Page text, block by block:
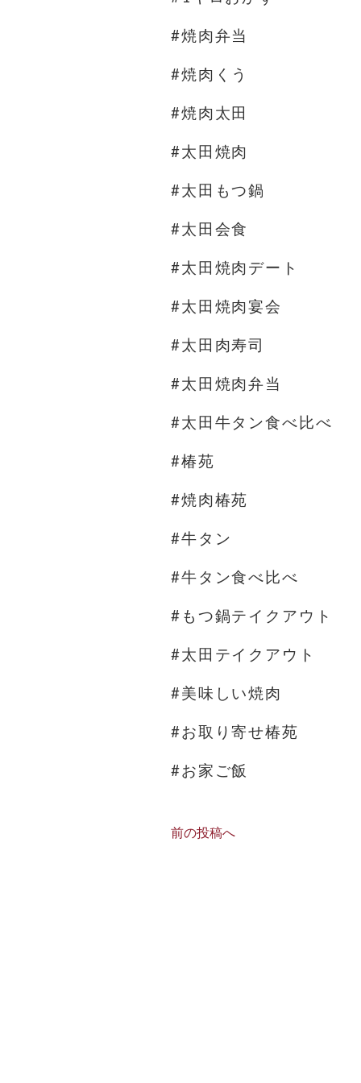
#焼肉弁当
#焼肉くう
#焼肉太田
#太田焼肉
#太田もつ鍋
#太田会食
#太田焼肉デート
#太田焼肉宴会
#太田肉寿司
#太田焼肉弁当
#太田牛タン食べ比べ
#椿苑
#焼肉椿苑
#牛タン
#牛タン食べ比べ
#もつ鍋テイクアウト
#太田テイクアウト
#美味しい焼肉
#お取り寄せ椿苑
#お家ご飯
前の投稿へ